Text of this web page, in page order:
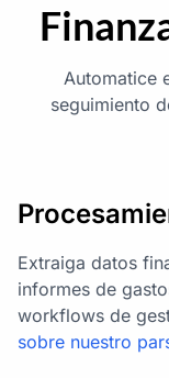
Automatice
seguimiento
Extraiga datos
informes de
workflows de
sobre nuestro